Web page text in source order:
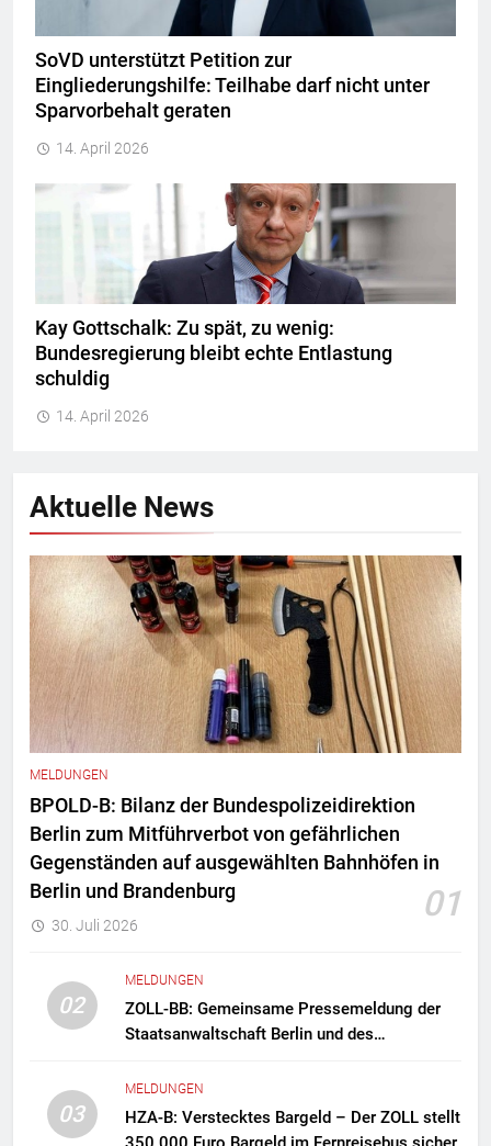
SoVD unterstützt Petition zur
Eingliederungshilfe: Teilhabe darf nicht unter
Sparvorbehalt geraten
14. April 2026
Kay Gottschalk: Zu spät, zu wenig:
Bundesregierung bleibt echte Entlastung
schuldig
14. April 2026
Aktuelle News
MELDUNGEN
BPOLD-B: Bilanz der Bundespolizeidirektion
Berlin zum Mitführverbot von gefährlichen
Gegenständen auf ausgewählten Bahnhöfen in
Berlin und Brandenburg
01
30. Juli 2026
02
MELDUNGEN
ZOLL-BB: Gemeinsame Pressemeldung der
Staatsanwaltschaft Berlin und des
Zollfahndung hebt mutmaßliches
Drogenlabor aus
03
MELDUNGEN
HZA-B: Verstecktes Bargeld – Der ZOLL stellt